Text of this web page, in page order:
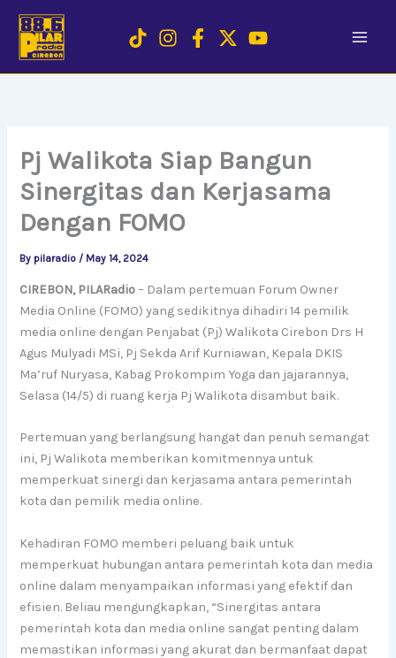
content
Pj Walikota Siap Bangun
Sinergitas dan Kerjasama
Dengan FOMO
By pilaradio / May 14, 2024
CIREBON, PILARadio– Dalam pertemuan Forum Owner
Media Online (FOMO) yang sedikitnya dihadiri 14 pemilik
media online dengan Penjabat (Pj) Walikota Cirebon Drs H
Agus Mulyadi MSi, Pj Sekda Arif Kurniawan, Kepala DKIS
Ma’ruf Nuryasa, Kabag Prokompim Yoga dan jajarannya,
Selasa (14/5) di ruang kerja Pj Walikota disambut baik.
Pertemuan yang berlangsung hangat dan penuh semangat
ini, Pj Walikota memberikan komitmennya untuk
memperkuat sinergi dan kerjasama antara pemerintah
kota dan pemilik media online.
Kehadiran FOMO memberi peluang baik untuk
memperkuat hubungan antara pemerintah kota dan media
online dalam menyampaikan informasi yang efektif dan
efisien. Beliau mengungkapkan, “Sinergitas antara
pemerintah kota dan media online sangat penting dalam
memastikan informasi yang akurat dan bermanfaat dapat